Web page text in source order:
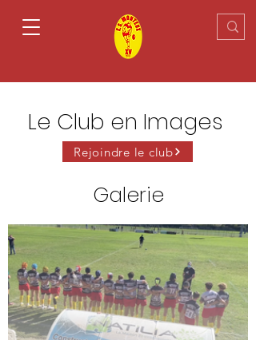
Le Club en Images
Rejoindre le club
Galerie